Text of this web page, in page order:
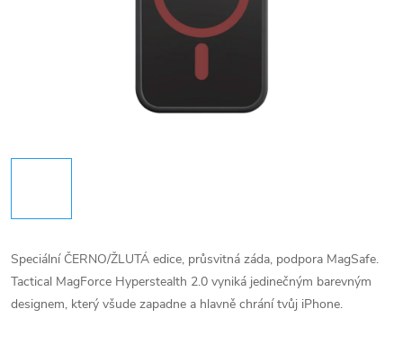
Speciální ČERNO/ŽLUTÁ edice, průsvitná záda, podpora MagSafe.
Tactical MagForce Hyperstealth 2.0 vyniká jedinečným barevným
designem, který všude zapadne a hlavně chrání tvůj iPhone.